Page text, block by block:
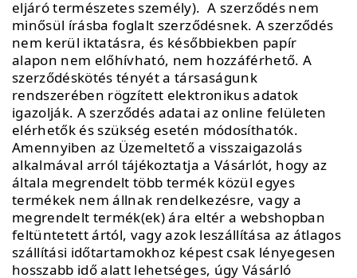
eljáró természetes személy). A szerződés nem
minősül írásba foglalt szerződésnek. A szerződés
nem kerül iktatásra, és későbbiekben papír
alapon nem előhívható, nem hozzáférhető. A
szerződéskötés tényét a társaságunk
rendszerében rögzített elektronikus adatok
igazolják. A szerződés adatai az online felületen
elérhetők és szükség esetén módosíthatók.
Amennyiben az Üzemeltető a visszaigazolás
alkalmával arról tájékoztatja a Vásárlót, hogy az
általa megrendelt több termék közül egyes
termékek nem állnak rendelkezésre, vagy a
megrendelt termék(ek) ára eltér a webshopban
feltüntetett ártól, vagy azok leszállítása az átlagos
szállítási időtartamokhoz képest csak lényegesen
hosszabb idő alatt lehetséges, úgy Vásárló